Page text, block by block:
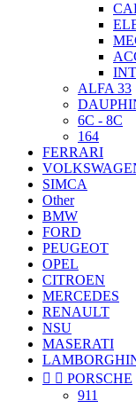
ALFA 33
6C - 8C
164
FERRARI
SIMCA
Other
BMW
FORD
PEUGEOT
OPEL
CITROEN
MERCEDES
RENAULT
NSU
MASERATI
  PORSCHE
911